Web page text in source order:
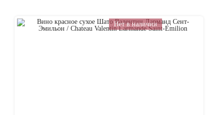
Нет в наличии